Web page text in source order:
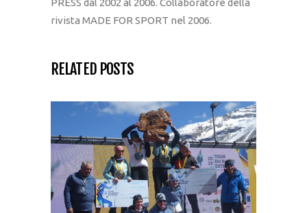
PRESS dal 2002 al 2006. Collaboratore della
rivista MADE FOR SPORT nel 2006.
RELATED POSTS